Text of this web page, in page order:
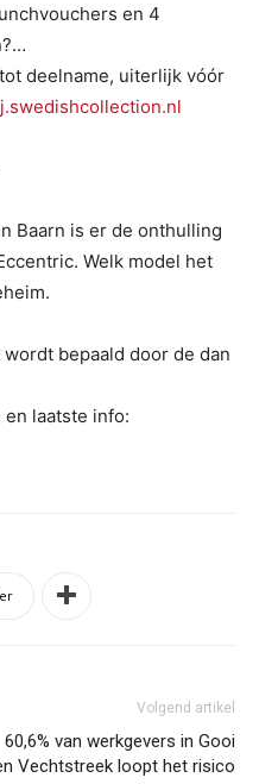
en 4
deelname, uiterlijk vóór
Baarn is er de onthulling
Welk model het
bepaald door de dan
laatste info:
Volgend artikel
60,6% van werkgevers in Gooi
Vechtstreek loopt het risico